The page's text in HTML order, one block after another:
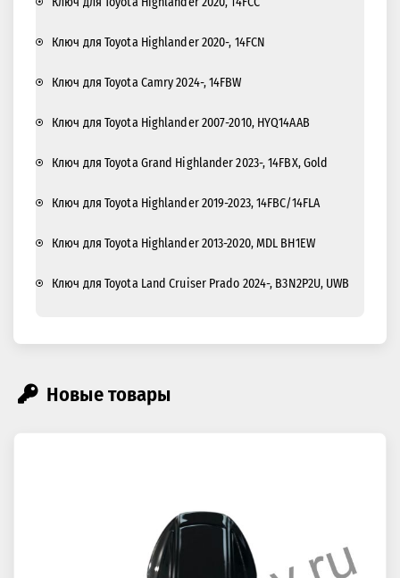
Ключ для Toyota Highlander 2020-, 14FCN
Ключ для Toyota Camry 2024-, 14FBW
Ключ для Toyota Highlander 2007-2010, HYQ14AAB
Ключ для Toyota Grand Highlander 2023-, 14FBX, Gold
Ключ для Toyota Highlander 2019-2023, 14FBC/14FLA
Ключ для Toyota Highlander 2013-2020, MDL BH1EW
Ключ для Toyota Land Cruiser Prado 2024-, B3N2P2U, UWB
Новые товары